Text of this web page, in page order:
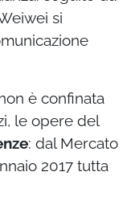
si
è confinata
le opere del
: dal Mercato
2017 tutta